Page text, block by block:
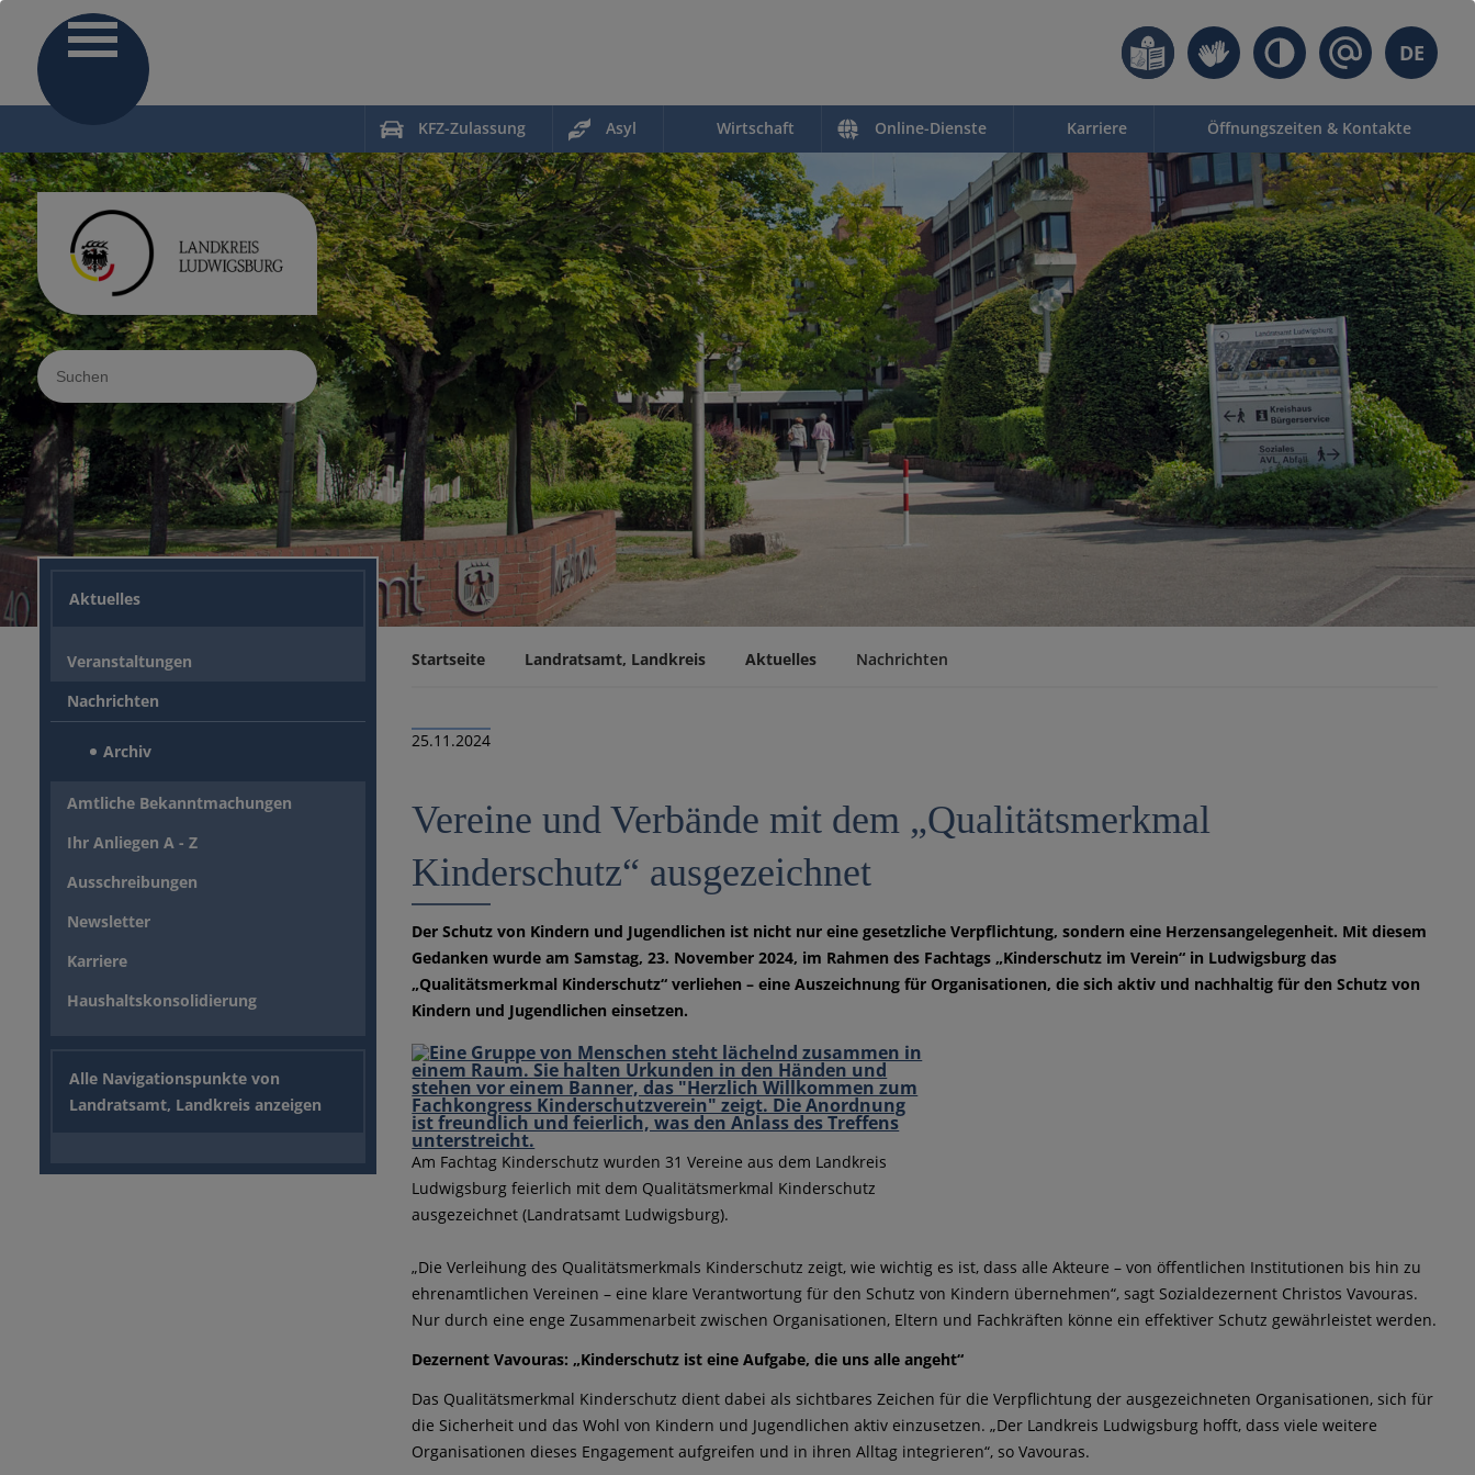
DE
KFZ-Zulassung Asyl Wirtschaft Online-Dienste Karriere Öffnungszeiten & Kontakte
Sucheingabe
Aktuelles
Veranstaltungen
Nachrichten
Archiv
Amtliche Bekanntmachungen
Ihr Anliegen A - Z
Ausschreibungen
Newsletter
Karriere
Haushaltskonsolidierung
Alle Navigationspunkte von
Landratsamt, Landkreis anzeigen
Startseite Landratsamt, Landkreis Aktuelles Nachrichten
25.11.2024
Vereine und Verbände mit dem „Qualitätsmerkmal
Kinderschutz“ ausgezeichnet
Der Schutz von Kindern und Jugendlichen ist nicht nur eine gesetzliche Verpflichtung, sondern eine Herzensangelegenheit. Mit diesem
Gedanken wurde am Samstag, 23. November 2024, im Rahmen des Fachtags „Kinderschutz im Verein“ in Ludwigsburg das
„Qualitätsmerkmal Kinderschutz“ verliehen – eine Auszeichnung für Organisationen, die sich aktiv und nachhaltig für den Schutz von
Kindern und Jugendlichen einsetzen.
Am Fachtag Kinderschutz wurden 31 Vereine aus dem Landkreis
Ludwigsburg feierlich mit dem Qualitätsmerkmal Kinderschutz
ausgezeichnet (Landratsamt Ludwigsburg).
„Die Verleihung des Qualitätsmerkmals Kinderschutz zeigt, wie wichtig es ist, dass alle Akteure – von öffentlichen Institutionen bis hin zu
ehrenamtlichen Vereinen – eine klare Verantwortung für den Schutz von Kindern übernehmen“, sagt Sozialdezernent Christos Vavouras.
Nur durch eine enge Zusammenarbeit zwischen Organisationen, Eltern und Fachkräften könne ein effektiver Schutz gewährleistet werden.
Dezernent Vavouras: „Kinderschutz ist eine Aufgabe, die uns alle angeht“
Das Qualitätsmerkmal Kinderschutz dient dabei als sichtbares Zeichen für die Verpflichtung der ausgezeichneten Organisationen, sich für
die Sicherheit und das Wohl von Kindern und Jugendlichen aktiv einzusetzen. „Der Landkreis Ludwigsburg hofft, dass viele weitere
Organisationen dieses Engagement aufgreifen und in ihren Alltag integrieren“, so Vavouras.